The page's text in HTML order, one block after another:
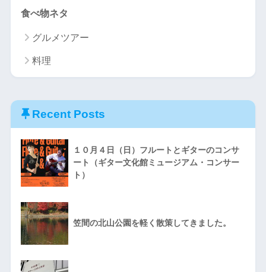
食べ物ネタ
グルメツアー
料理
Recent Posts
１０月４日（日）フルートとギターのコンサ
ート（ギター文化館ミュージアム・コンサー
ト）
笠間の北山公園を軽く散策してきました。